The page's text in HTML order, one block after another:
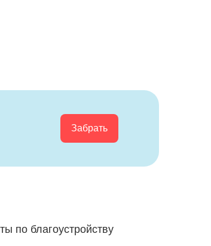
Забрать
по благоустройству